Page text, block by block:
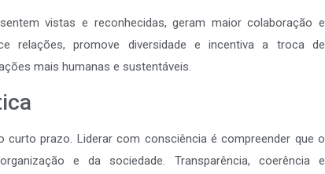
vistas e reconhecidas, geram maior colaboração e
relações, promove diversidade e incentiva a troca de
mais humanas e sustentáveis.
curto prazo. Liderar com consciência é compreender que o
e da sociedade. Transparência, coerência e